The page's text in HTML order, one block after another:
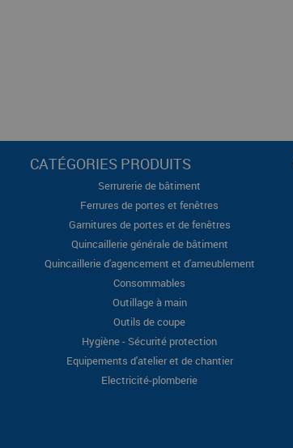
CATÉGORIES PRODUITS
Serrurerie de bâtiment
Ferrures de portes et fenêtres
Garnitures de portes et de fenêtres
Quincaillerie générale de bâtiment
Quincaillerie d'agencement et d'ameublement
Consommables
Outillage à main
Outils de coupe
Hygiène - Sécurité protection
Equipements d'atelier et de chantier
Electricité-plomberie